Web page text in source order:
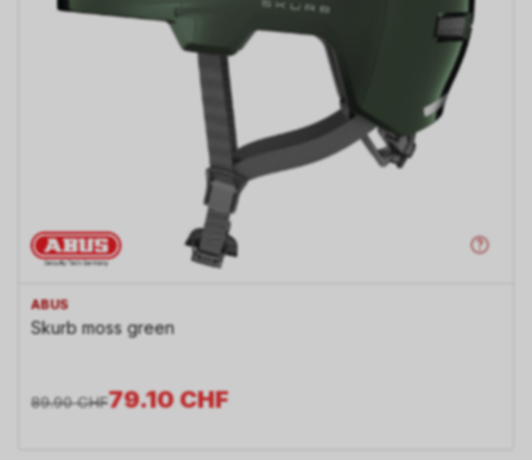
ABUS
Skurb moss green
79.10CHF
89.90 CHF